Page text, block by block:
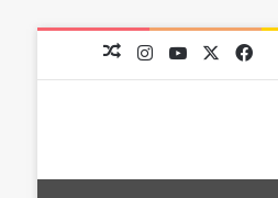
فيسبوك
‫X
‫YouTubeانستقراممقال عشوائي